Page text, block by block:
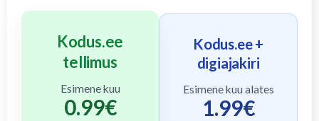
Kodus.ee
tellimus
Esimene kuu
0.99€
Kodus.ee +
digiajakiri
Esimene kuu alates
1.99€